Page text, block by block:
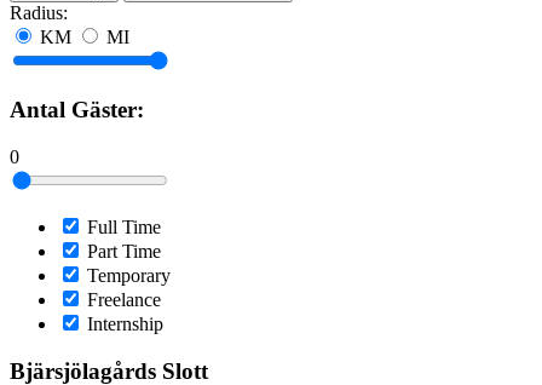
Radius:
KM
MI
Antal Gäster:
0
Full Time
Part Time
Temporary
Freelance
Internship
Bjärsjölagårds Slott